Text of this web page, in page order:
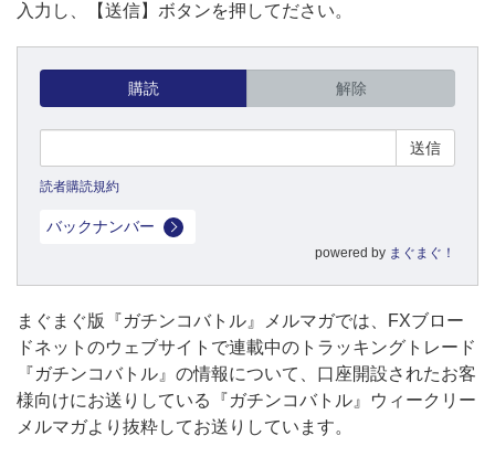
入力し、【送信】ボタンを押してださい。
購読 解除
読者購読規約
バックナンバー
powered by まぐまぐ！
まぐまぐ版『ガチンコバトル』メルマガでは、FXブロー
ドネットのウェブサイトで連載中のトラッキングトレード
『ガチンコバトル』の情報について、口座開設されたお客
様向けにお送りしている『ガチンコバトル』ウィークリー
メルマガより抜粋してお送りしています。